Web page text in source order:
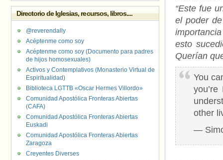
“Este fue
el poder
esto
Querían
You
other
—
Directorio de Iglesias, recursos, libros....
@reverendally
Acéptenme como soy
Acéptenme como soy (Documento para padres
de hijos homosexuales)
Activos y Contemplativos (Monasterio Virtual de
Espiritualidad)
Biblioteca LGTTB «Oscar Hermes Villordo»
Comunidad Apostólica Fronteras Abiertas
(CAFA)
Comunidad Apostólica Fronteras Abiertas
Euskadi
Comunidad Apostólica Fronteras Abiertas
Zaragoza
Creyentes Diverses